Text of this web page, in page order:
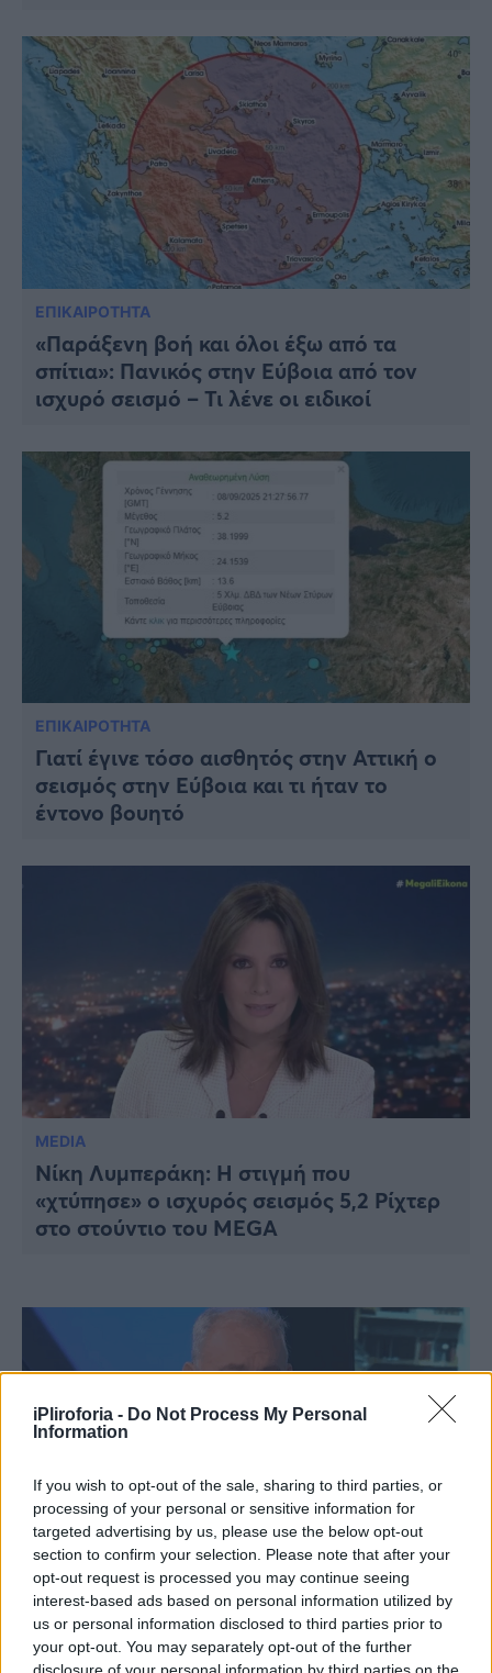
iPliroforia - Do Not Process My Personal
Information
If you wish to opt-out of the sale, sharing to third parties, or
processing of your personal or sensitive information for
targeted advertising by us, please use the below opt-out
section to confirm your selection. Please note that after your
opt-out request is processed you may continue seeing
interest-based ads based on personal information utilized by
us or personal information disclosed to third parties prior to
your opt-out. You may separately opt-out of the further
disclosure of your personal information by third parties on the
ΕΠΙΚΑΙΡΟΤΗΤΑ
«Παράξενη βοή και όλοι έξω από τα
σπίτια»: Πανικός στην Εύβοια από τον
ισχυρό σεισμό – Τι λένε οι ειδικοί
ΕΠΙΚΑΙΡΟΤΗΤΑ
Γιατί έγινε τόσο αισθητός στην Αττική ο
σεισμός στην Εύβοια και τι ήταν το
έντονο βουητό
MEDIA
Νίκη Λυμπεράκη: Η στιγμή που
«χτύπησε» ο ισχυρός σεισμός 5,2 Ρίχτερ
στο στούντιο του MEGA
ΕΠΙΚΑΙΡΟΤΗΤΑ
Σεισμός στην Εύβοια: Τουλάχιστον 25
μετασεισμοί – Αυτή είναι η εκτίμηση του